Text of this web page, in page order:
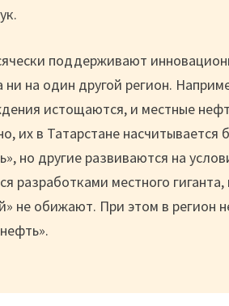
поддерживают
ни на один другой регион.
истощаются, и местные
их в Татарстане насчитывается
но другие развиваются на
разработками местного
не обижают. При этом в регион